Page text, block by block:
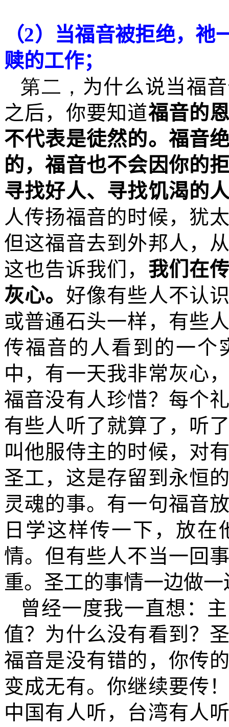
（2）当福音被拒绝，祂
赎的工作；
第二， 为什么说当福
之后，你要知道福音的
不代表是徒然的。福音
的，福音也不会因你的
寻找好人、寻找饥渴的
人传扬福音的时候，犹
但这福音去到外邦人，
这也告诉我们， 我们在
灰心。 好像有些人不认
或普通石头一样，有些
传福音的人看到的一个
中，有一天我非常灰心
福音没有人珍惜？每个
有些人听了就算了，听
叫他服侍主的时候，对
圣工，这是存留到永恒
灵魂的事。有一句福音
日学这样传一下，放
情。但有些人不当一回
重。圣工的事情一边做
曾经一度我一直想：
值？为什么没有看到？
福音是没有错的，你传
变成无有。你继续要传
中国有人听，台湾有人